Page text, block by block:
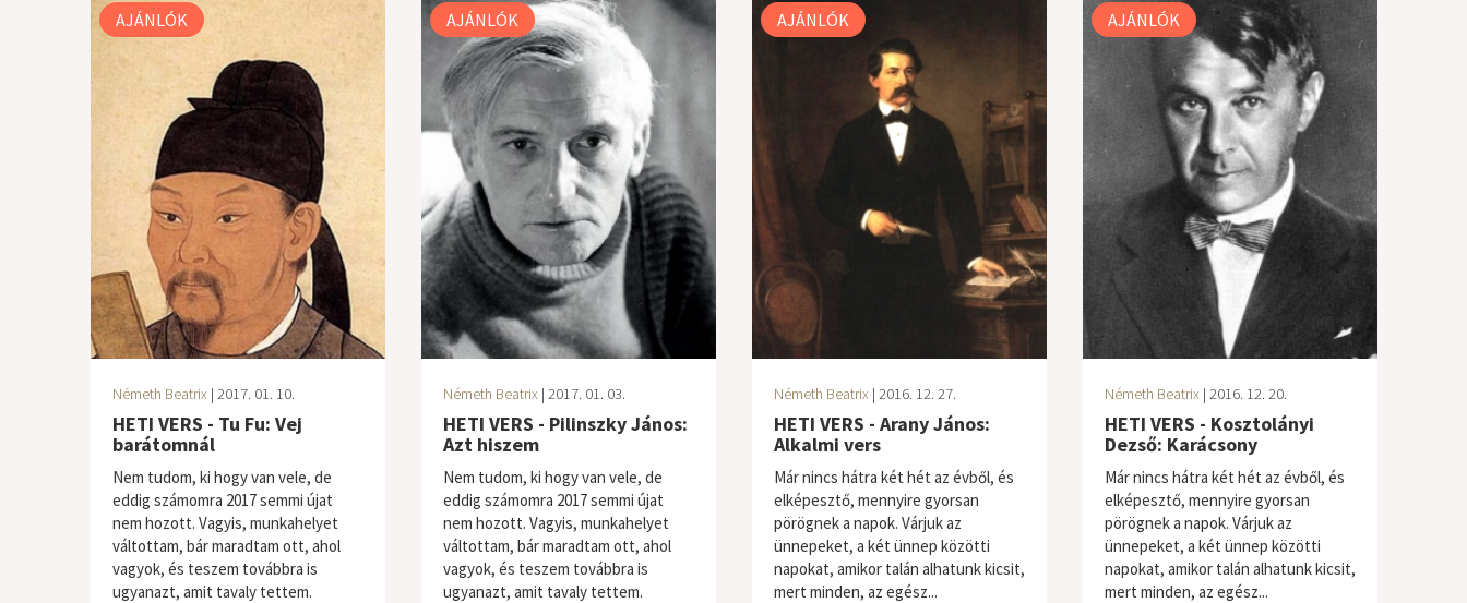
AJÁNLÓK
Németh Beatrix| 2017. 01. 10.
HETI VERS - Tu Fu: Vej
barátomnál
Nem tudom, ki hogy van vele, de
eddig számomra 2017 semmi újat
nem hozott. Vagyis, munkahelyet
váltottam, bár maradtam ott, ahol
vagyok, és teszem továbbra is
ugyanazt, amit tavaly tettem.
AJÁNLÓK
Németh Beatrix| 2017. 01. 03.
HETI VERS - Pilinszky János:
Azt hiszem
Nem tudom, ki hogy van vele, de
eddig számomra 2017 semmi újat
nem hozott. Vagyis, munkahelyet
váltottam, bár maradtam ott, ahol
vagyok, és teszem továbbra is
ugyanazt, amit tavaly tettem.
AJÁNLÓK
Németh Beatrix| 2016. 12. 27.
HETI VERS - Arany János:
Alkalmi vers
Már nincs hátra két hét az évből, és
elképesztő, mennyire gyorsan
pörögnek a napok. Várjuk az
ünnepeket, a két ünnep közötti
napokat, amikor talán alhatunk kicsit,
mert minden, az egész...
AJÁNLÓK
Németh Beatrix| 2016. 12. 20.
HETI VERS - Kosztolányi
Dezső: Karácsony
Már nincs hátra két hét az évből, és
elképesztő, mennyire gyorsan
pörögnek a napok. Várjuk az
ünnepeket, a két ünnep közötti
napokat, amikor talán alhatunk kicsit,
mert minden, az egész...